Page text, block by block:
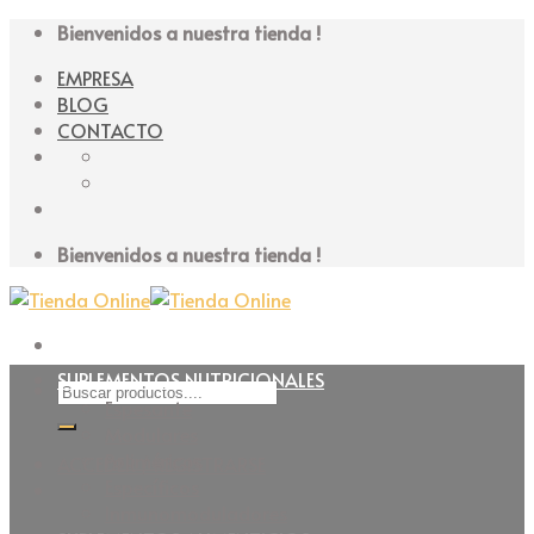
Skip
content
Bienvenidos a nuestra tienda !
EMPRESA
BLOG
CONTACTO
Bienvenidos a nuestra tienda !
Buscar
SUPLEMENTOS NUTRICIONALES
Espesante